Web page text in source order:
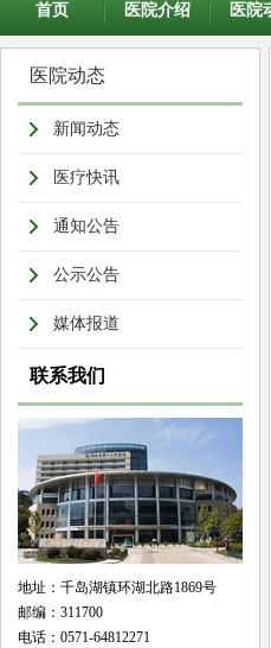
首页 医院介绍 医院
医院动态
新闻动态
医疗快讯
通知公告
公示公告
媒体报道
联系我们
地址：千岛湖镇环湖北路1869号
邮编：311700
电话：0571-64812271